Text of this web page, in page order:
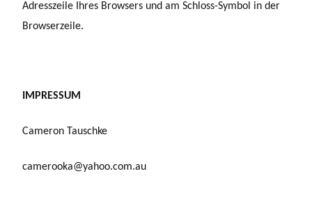
Adresszeile Ihres Browsers und am Schloss-Symbol in der
Browserzeile.
IMPRESSUM
Cameron Tauschke
camerooka@yahoo.com.au